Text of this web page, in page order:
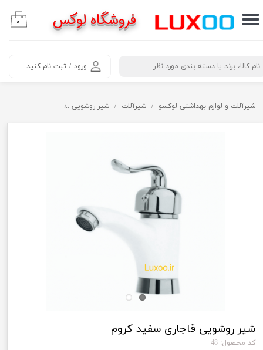
​جستجو ورود / ثبت نام کنید
حساب کاربری من
خروج از حساب کاربری
۰ فروشگاه لوکس
شیرآلات و لوازم بهداشتی لوکسو شیرآلات شیر روشویی
شیر روشویی قاجاری سفید کروم
کد محصول: 48